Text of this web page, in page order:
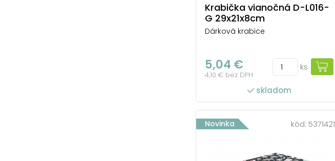
Krabička vianočná D-L016-
G 29x21x8cm
Dárková krabice
5,04 €
4,10 € bez DPH
ks
skladom
Novinka kód: 5371421